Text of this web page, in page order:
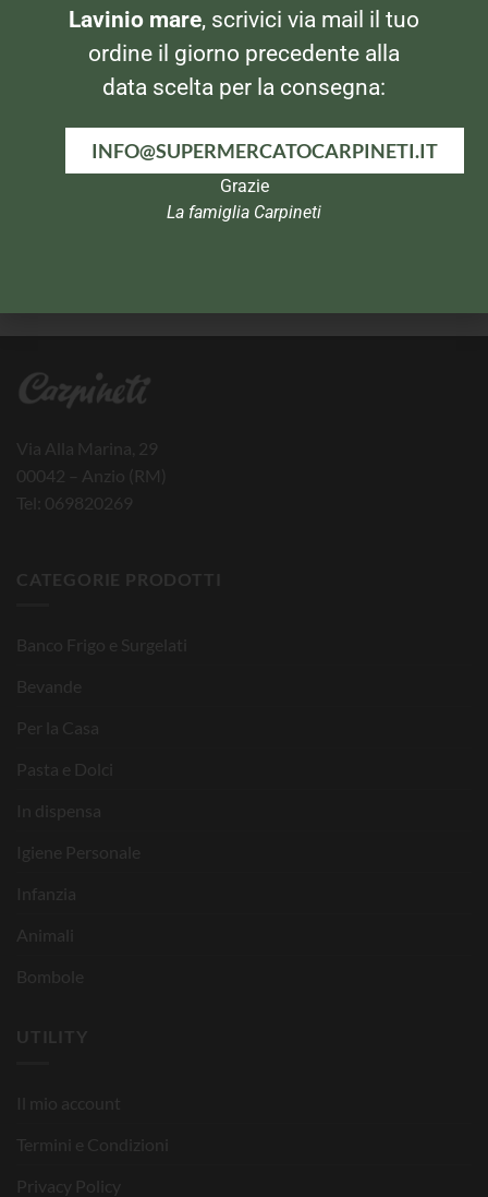
Via Alla Marina, 29
00042 – Anzio (RM)
Tel: 069820269
CATEGORIE PRODOTTI
Banco Frigo e Surgelati
Bevande
Per la Casa
Pasta e Dolci
In dispensa
Igiene Personale
Infanzia
Animali
Bombole
UTILITY
Il mio account
Termini e Condizioni
Privacy Policy
Lavinio mare, scrivici via mail il tuo
ordine il giorno precedente alla
data scelta per la consegna:
INFO@SUPERMERCATOCARPINETI.IT
Grazie
La famiglia Carpineti